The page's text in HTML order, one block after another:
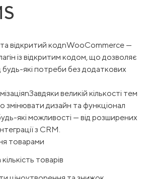
відкритий кодnWooCommerce —
із відкритим кодом, що дозволяє
будь-які потреби без додаткових
великій кількості тем
змінювати дизайн та функціонал
які можливості — від розширених
з CRM.
товарами
товарів